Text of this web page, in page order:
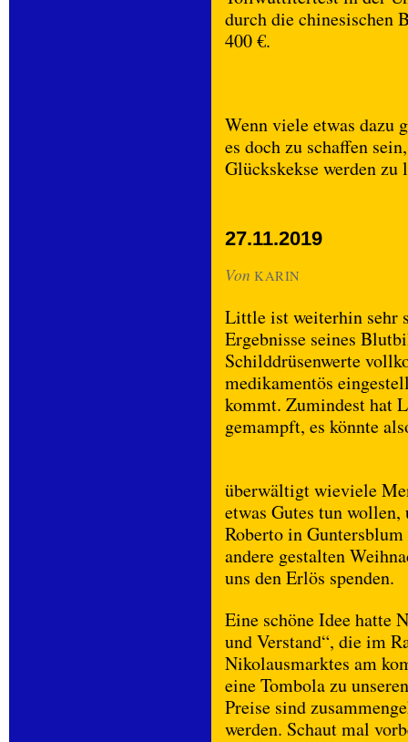
durch die chinesischen
400 €.
Wenn viele etwas dazu
es doch zu schaffen
Glückskekse werden zu
27.11.2019
Von KARIN
Little ist weiterhin sehr
Ergebnisse seines
Schilddrüsenwerte
medikamentös
kommt. Zumindest hat
gemampft, es könnte
überwältigt wieviele
etwas Gutes tun
Roberto in
andere gestalten
uns den Erlös spenden.
Eine schöne Idee hatte
und Verstand“, die im
Nikolausmarktes am
eine Tombola zu
Preise sind
werden. Schaut mal